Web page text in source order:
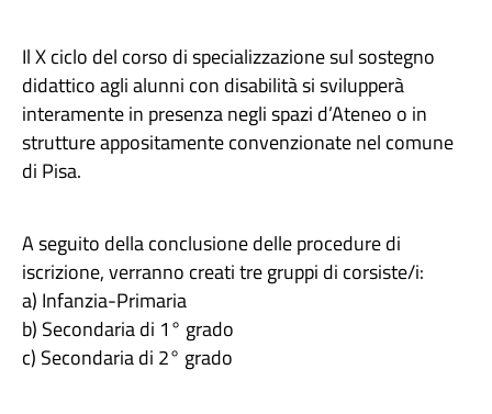
Il X ciclo del corso di specializzazione sul sostegno
didattico agli alunni con disabilità si svilupperà
interamente in presenza negli spazi d’Ateneo o in
strutture appositamente convenzionate nel comune
di Pisa.
A seguito della conclusione delle procedure di
iscrizione, verranno creati tre gruppi di corsiste/i:
a) Infanzia-Primaria
b) Secondaria di 1° grado
c) Secondaria di 2° grado